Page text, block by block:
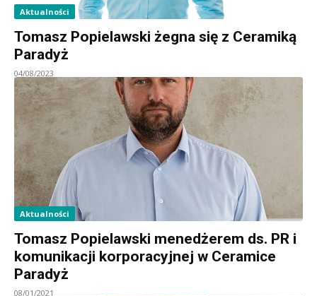
Aktualności
Tomasz Popielawski żegna się z Ceramiką
Paradyż
04/08/2023
Aktualności
Tomasz Popielawski menedżerem ds. PR i
komunikacji korporacyjnej w Ceramice
Paradyż
08/01/2021